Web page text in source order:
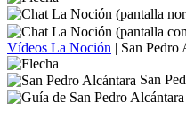
Vídeos La Noción | San Pedro
San